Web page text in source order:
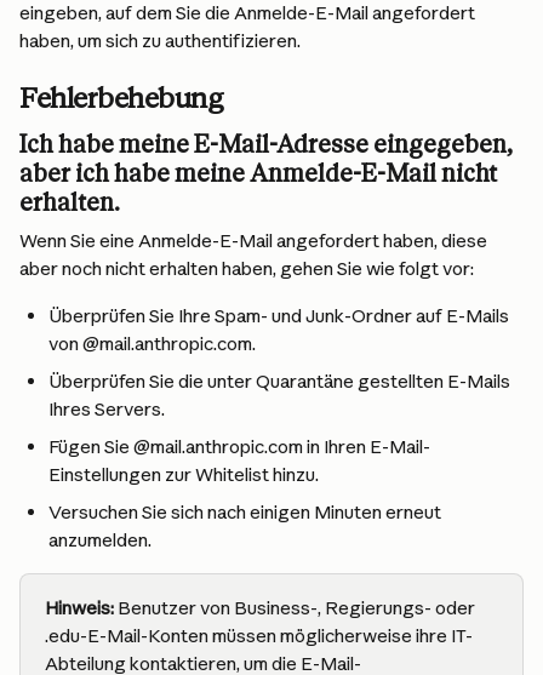
eingeben, auf dem Sie die Anmelde-E-Mail angefordert
haben, um sich zu authentifizieren.
Fehlerbehebung
Ich habe meine E-Mail-Adresse eingegeben,
aber ich habe meine Anmelde-E-Mail nicht
erhalten.
Wenn Sie eine Anmelde-E-Mail angefordert haben, diese
aber noch nicht erhalten haben, gehen Sie wie folgt vor:
Überprüfen Sie Ihre Spam- und Junk-Ordner auf E-Mails
von @mail.anthropic.com.
Überprüfen Sie die unter Quarantäne gestellten E-Mails
Ihres Servers.
Fügen Sie @mail.anthropic.com in Ihren E-Mail-
Einstellungen zur Whitelist hinzu.
Versuchen Sie sich nach einigen Minuten erneut
anzumelden.
Hinweis: Benutzer von Business-, Regierungs- oder
.edu-E-Mail-Konten müssen möglicherweise ihre IT-
Abteilung kontaktieren, um die E-Mail-